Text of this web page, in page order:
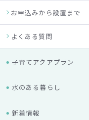
お申込みから設置まで
よくある質問
子育てアクアプラン
水のある暮らし
新着情報